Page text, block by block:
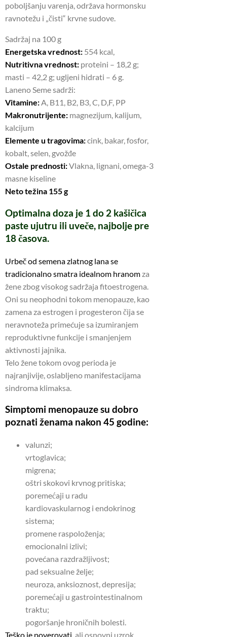
poboljšanju varenja, održava hormonsku
ravnotežu i „čisti“ krvne sudove.
Sadržaj na 100 g
Energetska vrednost: 554 kcal,
Nutritivna vrednost: proteini – 18,2 g;
masti – 42,2 g; ugljeni hidrati – 6 g.
Laneno Seme sadrži:
Vitamine:A, B11, B2, B3, C, D,F, PP
Makronutrijente: magnezijum, kalijum,
kalcijum
Elemente u tragovima:cink, bakar, fosfor,
kobalt, selen, gvožđe
Ostale prednosti:Vlakna, lignani, omega-3
masne kiseline
Neto težina 155 g
Optimalna doza je 1 do 2 kašičica
paste ujutru ili uveče, najbolje pre
18 časova.
Urbeč od semena zlatnog lana se
tradicionalno smatra idealnom hranomza
žene zbog visokog sadržaja fitoestrogena.
Oni su neophodni tokom menopauze, kao
zamena za estrogen i progesteron čija se
neravnoteža primećuje sa izumiranjem
reproduktivne funkcije i smanjenjem
aktivnosti jajnika.
Telo žene tokom ovog perioda je
najranjivije, oslabljeno manifestacijama
sindroma klimaksa.
Simptomi menopauze su dobro
poznati ženama nakon 45 godine:
valunzi;
vrtoglavica;
migrena;
oštri skokovi krvnog pritiska;
poremećaji u radu
kardiovaskularnog i endokrinog
sistema;
promene raspoloženja;
emocionalni izlivi;
povećana razdražljivost;
pad seksualne želje;
neuroza, anksioznost, depresija;
poremećaji u gastrointestinalnom
traktu;
pogoršanje hroničnih bolesti.
Teško je poverovati, ali osnovni uzrok